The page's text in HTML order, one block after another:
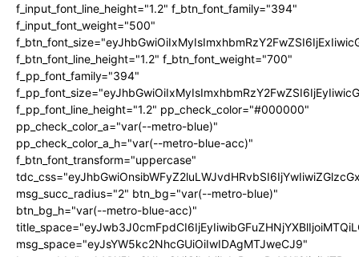
f_input_font_line_height="1.2" f_btn_font_family="394"
f_input_font_weight="500"
f_btn_font_line_height="1.2" f_btn_font_weight="700"
f_pp_font_family="394"
f_pp_font_line_height="1.2" pp_check_color="#000000"
pp_check_color_a="var(--metro-blue)"
pp_check_color_a_h="var(--metro-blue-acc)"
f_btn_font_transform="uppercase"
msg_succ_radius="2" btn_bg="var(--metro-blue)"
btn_bg_h="var(--metro-blue-acc)"
msg_space="eyJsYW5kc2NhcGUiOiIwIDAgMTJweCJ9"